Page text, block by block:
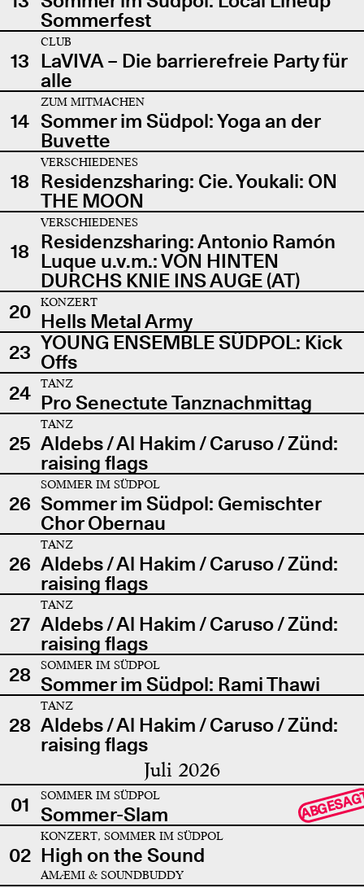
Sommerfest
13
CLUB
LaVIVA – Die barrierefreie Party für
alle
14
ZUM MITMACHEN
Sommer im Südpol: Yoga an der
Buvette
18
VERSCHIEDENES
Residenzsharing: Cie. Youkali: ON
THE MOON
18
VERSCHIEDENES
Residenzsharing: Antonio Ramón
Luque u.v.m.: VON HINTEN
DURCHS KNIE INS AUGE (AT)
20
KONZERT
Hells Metal Army
23 YOUNG ENSEMBLE SÜDPOL: Kick
Offs
24
TANZ
Pro Senectute Tanznachmittag
25
TANZ
Aldebs / Al Hakim / Caruso / Zünd:
raising flags
26
SOMMER IM SÜDPOL
Sommer im Südpol: Gemischter
Chor Obernau
26
TANZ
Aldebs / Al Hakim / Caruso / Zünd:
raising flags
27
TANZ
Aldebs / Al Hakim / Caruso / Zünd:
raising flags
28
SOMMER IM SÜDPOL
Sommer im Südpol: Rami Thawi
28
TANZ
Aldebs / Al Hakim / Caruso / Zünd:
raising flags
Juli 2026
01 SOMMER IM SÜDPOL
Sommer-Slam
02
KONZERT, SOMMER IM SÜDPOL
High on the Sound
AMÆMI & SOUNDBUDDY